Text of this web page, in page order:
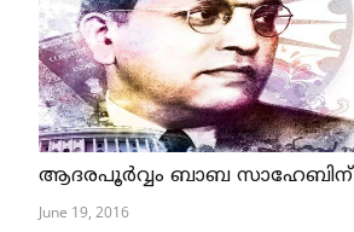
ആദരപൂര്‍വ്വം ബാബ സാഹേബിന്
June 19, 2016